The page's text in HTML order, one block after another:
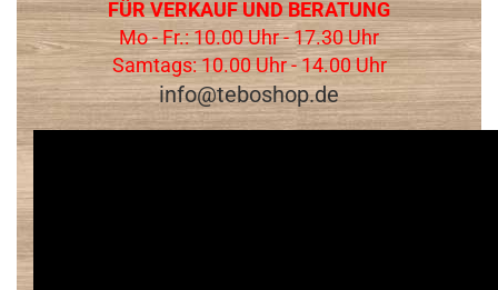
FÜR VERKAUF UND BERATUNG
Mo - Fr.: 10.00 Uhr - 17.30 Uhr
Samtags: 10.00 Uhr - 14.00 Uhr
​info@teboshop.de